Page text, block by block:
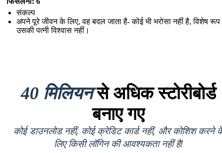
संकल्प
अपने पूरे जीवन के लिए, वह बदल जाता है- कोई भी भरोसा नहीं है, विशेष
उसकी पत्नी विश्वास नहीं।
40 मिलियनसे अधिक स्टोरीबोर्ड
बनाए गए
कोई डाउनलोड नहीं, कोई क्रेडिट कार्ड नहीं, और कोशिश करने
लिए किसी लॉगिन की आवश्यकता नहीं है!